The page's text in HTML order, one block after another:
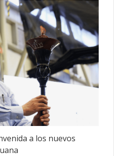
a los nuevos